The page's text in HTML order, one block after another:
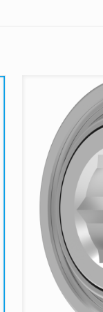
očekivati svoj
radnog dana.
kurirske
da su
bilo kakva
ne uspe, kurir
naš zadatak